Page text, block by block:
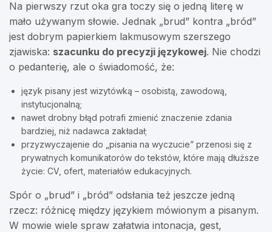
Na pierwszy rzut oka gra toczy się o jedną literę w
mało używanym słowie. Jednak „brud” kontra „bród”
jest dobrym papierkiem lakmusowym szerszego
zjawiska: szacunku do precyzji językowej. Nie chodzi
o pedanterię, ale o świadomość, że:
język pisany jest wizytówką – osobistą, zawodową,
instytucjonalną;
nawet drobny błąd potrafi zmienić znaczenie zdania
bardziej, niż nadawca zakładał;
przyzwyczajenie do „pisania na wyczucie” przenosi się z
prywatnych komunikatorów do tekstów, które mają dłuższe
życie: CV, ofert, materiałów edukacyjnych.
Spór o „brud” i „bród” odsłania też jeszcze jedną
rzecz: różnicę między językiem mówionym a pisanym.
W mowie wiele spraw załatwia intonacja, gest,